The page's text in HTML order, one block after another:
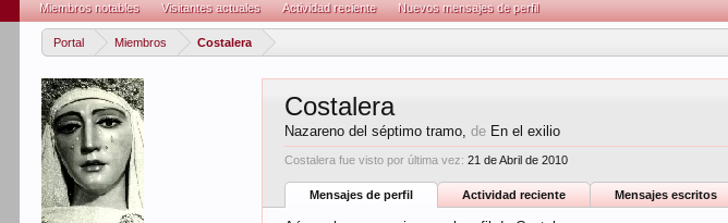
Portal Miembros Costalera
Costalera
Nazareno del séptimo tramo,de En el exilio
Costalera fue visto por última vez: 21 de Abril de 2010
Mensajes de perfil Actividad reciente Mensajes escritos
Miembros notables Visitantes actuales Actividad reciente Nuevos mensajes de perfil